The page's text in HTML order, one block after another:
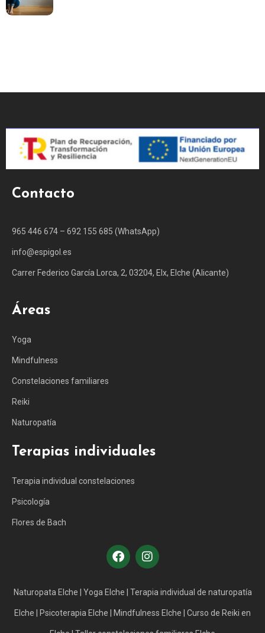
Contacto
965 446 674 – 692 155 685 (WhatsApp)
info@espigol.es
Carrer Federico García Lorca, 2, 03204, Elx, Elche (Alicante)
Áreas
Yoga
Mindfulness
Constelaciones familiares
Reiki
Naturopatía
Terapias individuales
Terapia individual constelaciones
Psicología
Flores de Bach
Naturopata Elche | Yoga Elche | Terapia individual de naturopatía
Elche | Psicoterapia Elche | Mindfulness Elche | Curso de Reiki en